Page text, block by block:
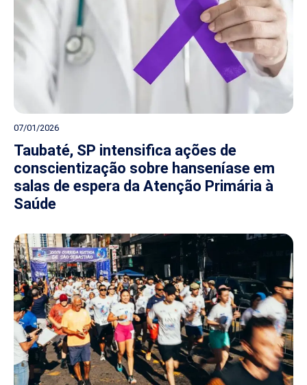
07/01/2026
Taubaté, SP intensifica ações de
conscientização sobre hanseníase em
salas de espera da Atenção Primária à
Saúde